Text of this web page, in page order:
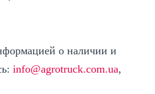
о наличии и
info@agrotruck.com.ua,